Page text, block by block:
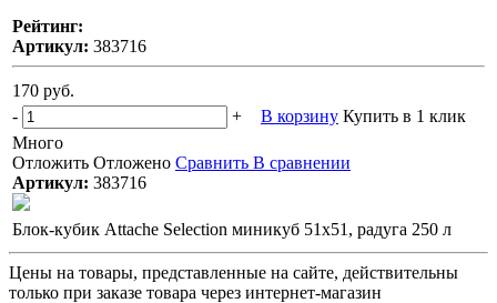
Рейтинг:
Артикул: 383716
170 руб.
-
+ В корзину Купить в 1 клик
Много
Отложить Отложено Сравнить В сравнении
Артикул: 383716
Блок-кубик Attache Selection миникуб 51х51, радуга 250 л
Цены на товары, представленные на сайте, действительны
только при заказе товара через интернет-магазин